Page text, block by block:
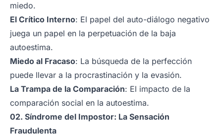
miedo.
El Crítico Interno: El papel del auto-diálogo negativo
juega un papel en la perpetuación de la baja
autoestima.
Miedo al Fracaso: La búsqueda de la perfección
puede llevar a la procrastinación y la evasión.
La Trampa de la Comparación: El impacto de la
comparación social en la autoestima.
02. Síndrome del Impostor: La Sensación
Fraudulenta